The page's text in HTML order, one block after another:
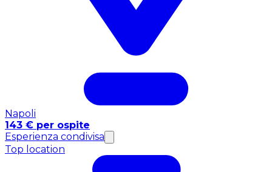
Napoli
143 € per ospite
Esperienza condivisa
Top location